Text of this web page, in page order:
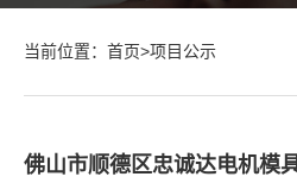
当前位置： 首页>项目公示
佛山市顺德区忠诚达电机模